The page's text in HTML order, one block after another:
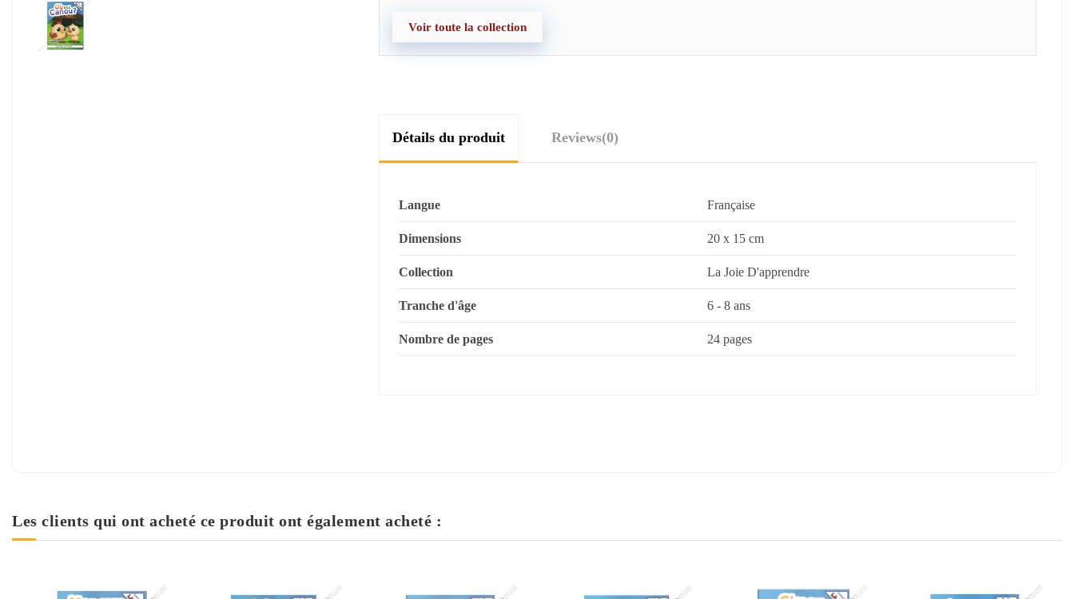
Voir toute la collection
Détails du produit Reviews(0)
Langue Française
Dimensions 20 x 15 cm
Collection La Joie D'apprendre
Tranche d'âge 6 - 8 ans
Nombre de pages 24 pages
Les clients qui ont acheté ce produit ont également acheté :